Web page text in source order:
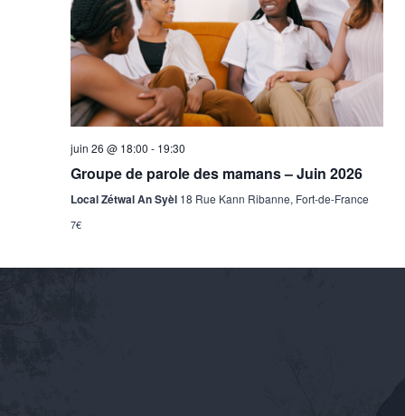
juin 26 @ 18:00 - 19:30
Groupe de parole des mamans – Juin 2026
Local Zétwal An Syèl 18 Rue Kann Ribanne, Fort-de-France
7€